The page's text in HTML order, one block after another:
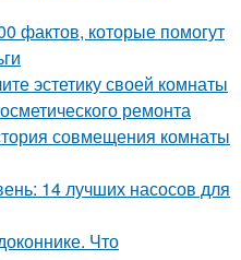
фактов, которые помогут
эстетику своей комнаты
ремонта
совмещения комнаты
14 лучших насосов для
Что